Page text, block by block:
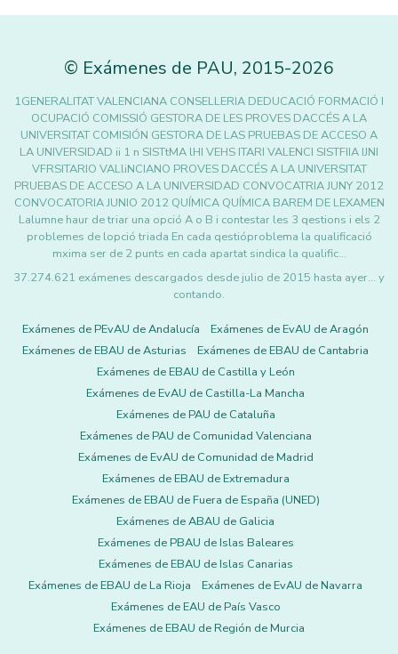
© Exámenes de PAU, 2015-2026
1GENERALITAT VALENCIANA CONSELLERIA DEDUCACIÓ FORMACIÓ I
OCUPACIÓ COMISSIÓ GESTORA DE LES PROVES DACCÉS A LA
UNIVERSITAT COMISIÓN GESTORA DE LAS PRUEBAS DE ACCESO A
LA UNIVERSIDAD ii 1 n SISTtMA lHI VEHS ITARI VALENCI SISTFIIA IJNI
VFRSITARIO VALliNCIANO PROVES DACCÉS A LA UNIVERSITAT
PRUEBAS DE ACCESO A LA UNIVERSIDAD CONVOCATRIA JUNY 2012
CONVOCATORIA JUNIO 2012 QUÍMICA QUÍMICA BAREM DE LEXAMEN
Lalumne haur de triar una opció A o B i contestar les 3 qestions i els 2
problemes de lopció triada En cada qestióproblema la qualificació
mxima ser de 2 punts en cada apartat sindica la qualific…
37.274.621 exámenes descargados desde julio de 2015 hasta ayer... y
contando.
Exámenes de PEvAU de Andalucía
Exámenes de EvAU de Aragón
Exámenes de EBAU de Asturias
Exámenes de EBAU de Cantabria
Exámenes de EBAU de Castilla y León
Exámenes de EvAU de Castilla-La Mancha
Exámenes de PAU de Cataluña
Exámenes de PAU de Comunidad Valenciana
Exámenes de EvAU de Comunidad de Madrid
Exámenes de EBAU de Extremadura
Exámenes de EBAU de Fuera de España (UNED)
Exámenes de ABAU de Galicia
Exámenes de PBAU de Islas Baleares
Exámenes de EBAU de Islas Canarias
Exámenes de EBAU de La Rioja
Exámenes de EvAU de Navarra
Exámenes de EAU de País Vasco
Exámenes de EBAU de Región de Murcia